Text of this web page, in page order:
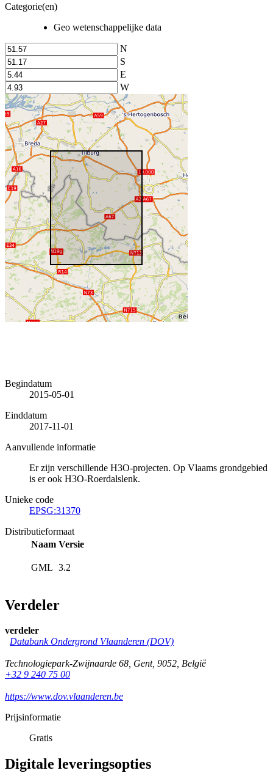
Categorie(en)
Geo wetenschappelijke data
N
S
E
W
Begindatum
2015-05-01
Einddatum
2017-11-01
Aanvullende informatie
Er zijn verschillende H3O-projecten. Op Vlaams grondgebied
is er ook H3O-Roerdalslenk.
Unieke code
EPSG:31370
Distributieformaat
Naam Versie
GML 3.2
Verdeler
verdeler
Databank Ondergrond Vlaanderen (DOV)
Technologiepark-Zwijnaarde 68, Gent, 9052, België
+32 9 240 75 00
https://www.dov.vlaanderen.be
Prijsinformatie
Gratis
Digitale leveringsopties